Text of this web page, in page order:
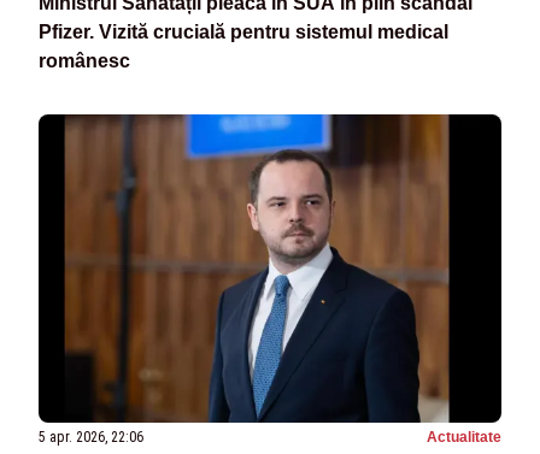
Pfizer. Vizită crucială pentru sistemul medical
românesc
5 apr. 2026, 22:06 Actualitate